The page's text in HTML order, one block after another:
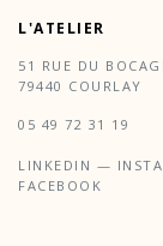
L'ATELIER
51 RUE DU
79440 COURLAY
05 49 72 31 19
LINKEDIN —
FACEBOOK